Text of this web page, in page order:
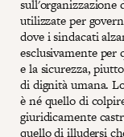
sull'organizzazione
utilizzate per
dove i sindacati
esclusivamente per
e la sicurezza,
di dignità umana.
è né quello di
giuridicamente
quello di illudersi